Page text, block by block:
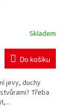
Skladem
Do košíku
jevy, duchy
Třeba